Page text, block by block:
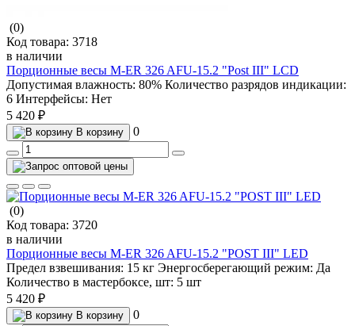
(0)
Код товара: 3718
в наличии
Порционные весы M-ER 326 AFU-15.2 "Post III" LCD
Допустимая влажность: 80% Количество разрядов индикации:
6 Интерфейсы: Нет
5 420 ₽
В корзину 0
(0)
Код товара: 3720
в наличии
Порционные весы M-ER 326 AFU-15.2 "POST III" LED
Предел взвешивания: 15 кг Энергосберегающий режим: Да
Количество в мастербоксе, шт: 5 шт
5 420 ₽
В корзину 0